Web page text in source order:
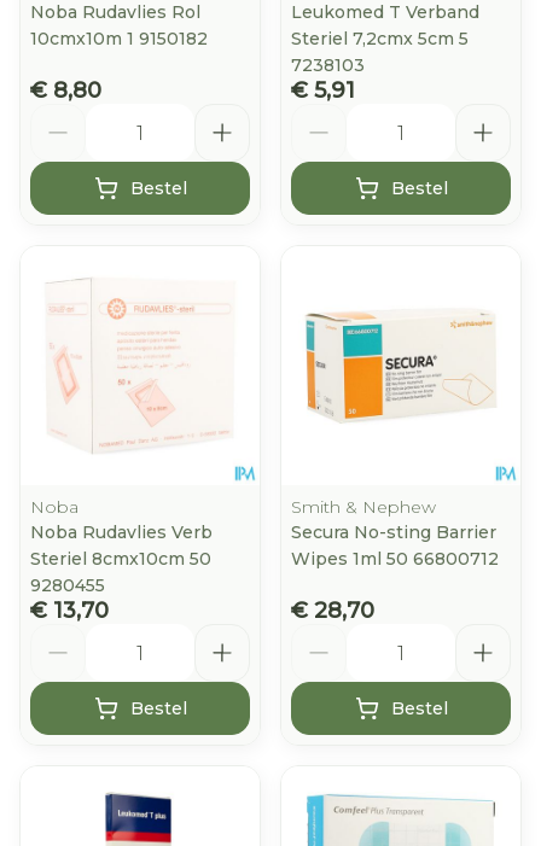
Noba Rudavlies Rol
10cmx10m 1 9150182
€ 8,80
Bestel
Leukomed T Verband
Steriel 7,2cmx 5cm 5
7238103
€ 5,91
Bestel
Noba
Noba Rudavlies Verb
Steriel 8cmx10cm 50
9280455
€ 13,70
Bestel
Smith & Nephew
Secura No-sting Barrier
Wipes 1ml 50 66800712
€ 28,70
Bestel